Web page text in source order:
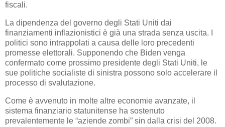
fiscali.
La dipendenza del governo degli Stati Uniti dai
finanziamenti inflazionistici è già una strada senza uscita. I
politici sono intrappolati a causa delle loro precedenti
promesse elettorali. Supponendo che Biden venga
confermato come prossimo presidente degli Stati Uniti, le
sue politiche socialiste di sinistra possono solo accelerare il
processo di svalutazione.
Come è avvenuto in molte altre economie avanzate, il
sistema finanziario statunitense ha sostenuto
prevalentemente le “aziende zombi” sin dalla crisi del 2008.